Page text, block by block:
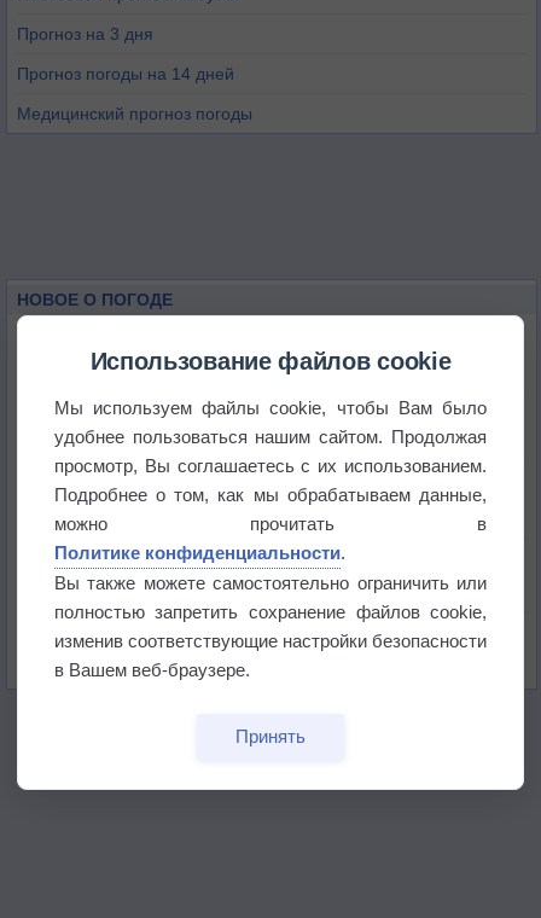
Прогноз на 3 дня
Прогноз погоды на 14 дней
Медицинский прогноз погоды
НОВОЕ О ПОГОДЕ
Погода в Краснодаре 6 августа
Погода в Санкт-Петербурге 6 августа
Погода в Москве 6 августа
историю
Использование файлов cookie
Мы используем файлы cookie, чтобы Вам было
удобнее пользоваться нашим сайтом. Продолжая
просмотр, Вы соглашаетесь с их использованием.
Подробнее о том, как мы обрабатываем данные,
можно прочитать в
Политике конфиденциальности.
Вы также можете самостоятельно ограничить или
полностью запретить сохранение файлов cookie,
изменив соответствующие настройки безопасности
в Вашем веб-браузере.
Принять